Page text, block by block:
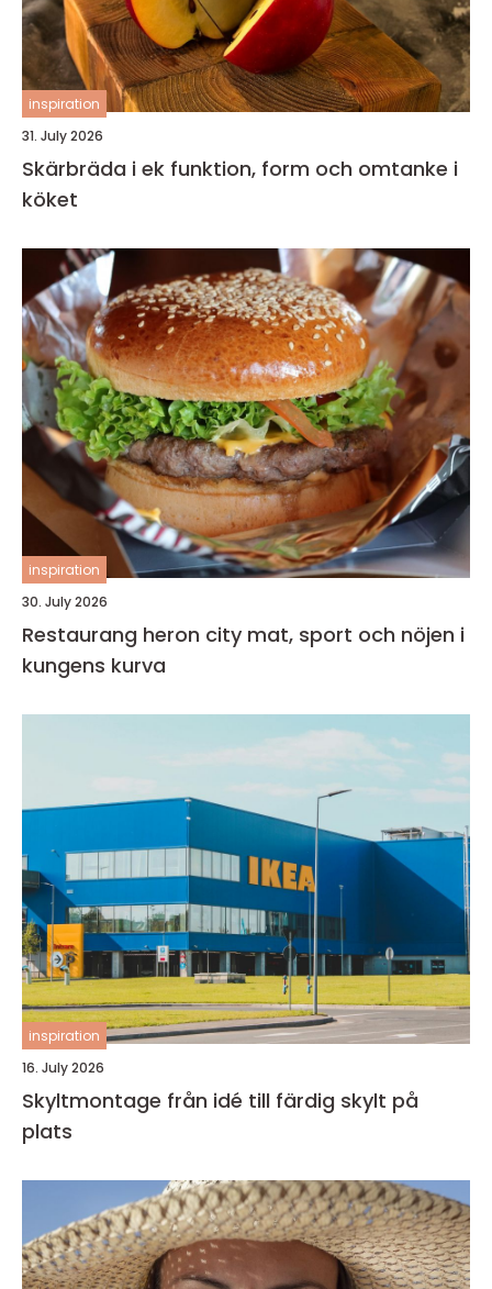
inspiration
31. July 2026
Skärbräda i ek funktion, form och omtanke i
köket
inspiration
30. July 2026
Restaurang heron city mat, sport och nöjen i
kungens kurva
inspiration
16. July 2026
Skyltmontage från idé till färdig skylt på
plats